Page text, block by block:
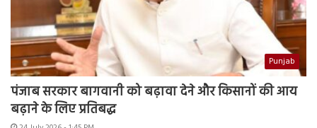
Punjab
पंजाब सरकार बागवानी को बढ़ावा देने और किसानों की आय
बढ़ाने के लिए प्रतिबद्ध